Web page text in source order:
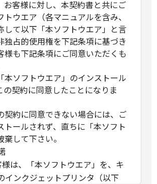
お客様に対し、本契約書と共にご
トウエア（各マニュアルを含み、
して以下「本ソフトウエア」と言
独占的使用権を下記条項に基づき
様も下記条項にご同意いただくも
本ソフトウエア」のインストール
の契約に同意したことになりま
契約に同意できない場合には、ご
トールされず、直ちに「本ソフト
して下さい。
は、「本ソフトウエア」を、キ
インクジェットプリンタ（以下